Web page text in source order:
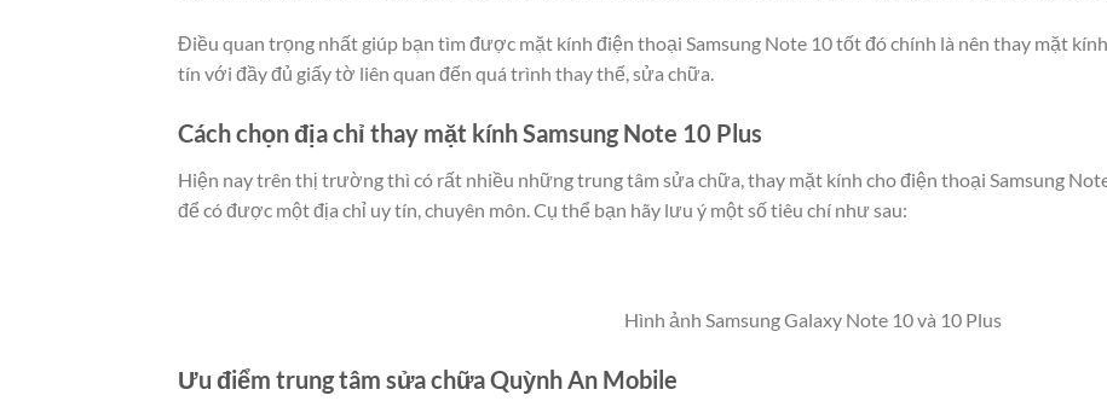
Điều quan trọng nhất giúp bạn tìm được mặt kính điện thoại Samsung Note 10 tốt đó chính là nên thay mặt
tín với đầy đủ giấy tờ liên quan đến quá trình thay thế, sửa chữa.
Cách chọn địa chỉ thay mặt kính Samsung Note 10 Plus
Hiện nay trên thị trường thì có rất nhiều những trung tâm sửa chữa, thay mặt kính cho điện thoại Samsung
để có được một địa chỉ uy tín, chuyên môn. Cụ thể bạn hãy lưu ý một số tiêu chí như sau:
Hình ảnh Samsung Galaxy Note 10 và 10 Plus
Ưu điểm trung tâm sửa chữa Quỳnh An Mobile